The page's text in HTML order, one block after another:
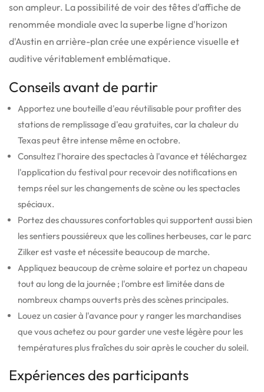
son ampleur. La possibilité de voir des têtes d'affiche de
renommée mondiale avec la superbe ligne d'horizon
d'Austin en arrière-plan crée une expérience visuelle et
auditive véritablement emblématique.
Conseils avant de partir
Apportez une bouteille d'eau réutilisable pour profiter des
stations de remplissage d'eau gratuites, car la chaleur du
Texas peut être intense même en octobre.
Consultez l'horaire des spectacles à l'avance et téléchargez
l'application du festival pour recevoir des notifications en
temps réel sur les changements de scène ou les spectacles
spéciaux.
Portez des chaussures confortables qui supportent aussi bien
les sentiers poussiéreux que les collines herbeuses, car le parc
Zilker est vaste et nécessite beaucoup de marche.
Appliquez beaucoup de crème solaire et portez un chapeau
tout au long de la journée ; l'ombre est limitée dans de
nombreux champs ouverts près des scènes principales.
Louez un casier à l'avance pour y ranger les marchandises
que vous achetez ou pour garder une veste légère pour les
températures plus fraîches du soir après le coucher du soleil.
Expériences des participants